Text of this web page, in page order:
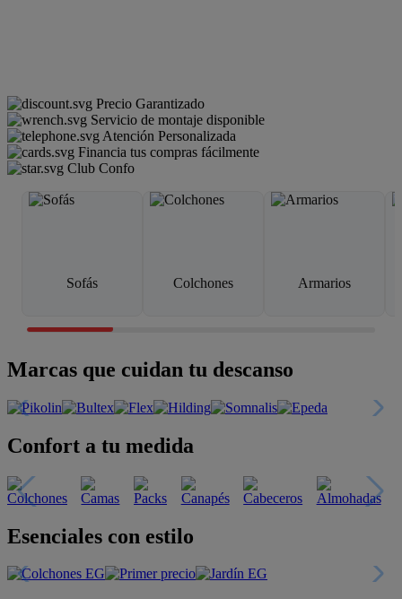
Precio Garantizado
Servicio de montaje disponible
Atención Personalizada
Financia tus compras fácilmente
Club Confo
Sofás Colchones Armarios
Marcas que cuidan tu descanso
Confort a tu medida
Esenciales con estilo